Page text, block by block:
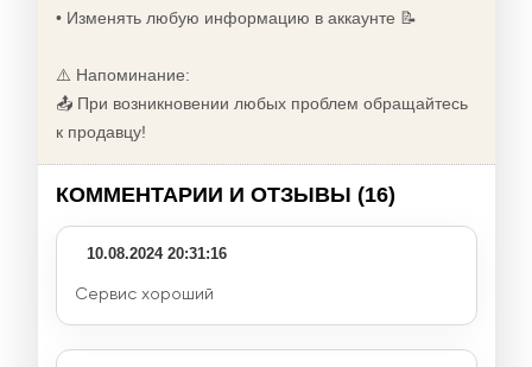
• Изменять любую информацию в аккаунте 📝
⚠️ Напоминание:
📤 При возникновении любых проблем обращайтесь
к продавцу!
КОММЕНТАРИИ И ОТЗЫВЫ (16)
10.08.2024 20:31:16
Сервис хороший